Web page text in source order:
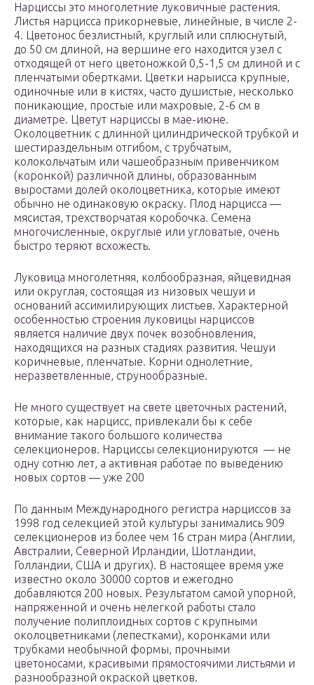
Нарциссы это многолетние луковичные растения.
Листья нарцисса прикорневые, линейные, в числе 2-
4. Цветонос безлистный, круглый или сплюснутый,
до 50 см длиной, на вершине его находится узел с
отходящей от него цветоножкой 0,5-1,5 см длиной и с
пленчатыми обертками. Цветки нарыисса крупные,
одиночные или в кистях, часто душистые, несколько
поникающие, простые или махровые, 2-6 см в
диаметре. Цветут нарциссы в мае-июне.
Околоцветник с длинной цилиндрической трубкой и
шестираздельным отгибом, с трубчатым,
колокольчатым или чашеобразным привенчиком
(коронкой) различной длины, образованным
выростами долей околоцветника, которые имеют
обычно не одинаковую окраску. Плод нарцисса —
мясистая, трехстворчатая коробочка. Семена
многочисленные, округлые или угловатые, очень
быстро теряют всхожесть.
Луковица многолетняя, колбообразная, яйцевидная
или округлая, состоящая из низовых чешуи и
оснований ассимилирующих листьев. Характерной
особенностью строения луковицы нарциссов
является наличие двух почек возобновления,
находящихся на разных стадиях развития. Чешуи
коричневые, пленчатые. Корни однолетние,
неразветвленные, струнообразные.
Не много существует на свете цветочных растений,
которые, как нарцисс, привлекали бы к себе
внимание такого большого количества
селекционеров. Нарциссы селекционируются — не
одну сотню лет, а активная работае по выведению
новых сортов — уже 200
По данным Международного регистра нарциссов за
1998 год селекцией этой культуры занимались 909
селекционеров из более чем 16 стран мира (Англии,
Австралии, Северной Ирландии, Шотландии,
Голландии, США и других). В настоящее время уже
известно около 30000 сортов и ежегодно
добавляются 200 новых. Результатом самой упорной,
напряженной и очень нелегкой работы стало
получение полиплоидных сортов с крупными
околоцветниками (лепестками), коронками или
трубками необычной формы, прочными
цветоносами, красивыми прямостоячими листьями и
разнообразной окраской цветков.